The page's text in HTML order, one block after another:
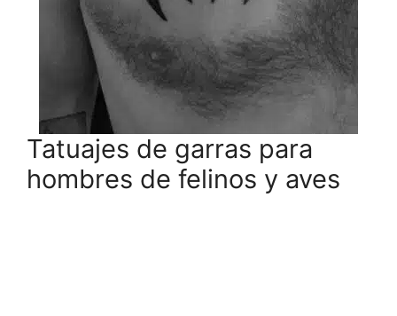
Tatuajes de garras para
hombres de felinos y aves